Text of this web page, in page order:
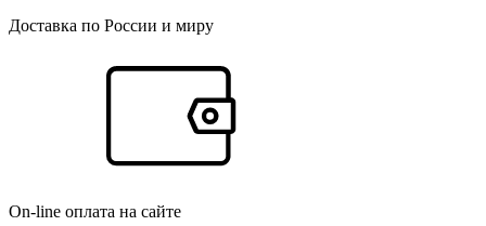
Доставка по России и миру
On-line оплата на сайте